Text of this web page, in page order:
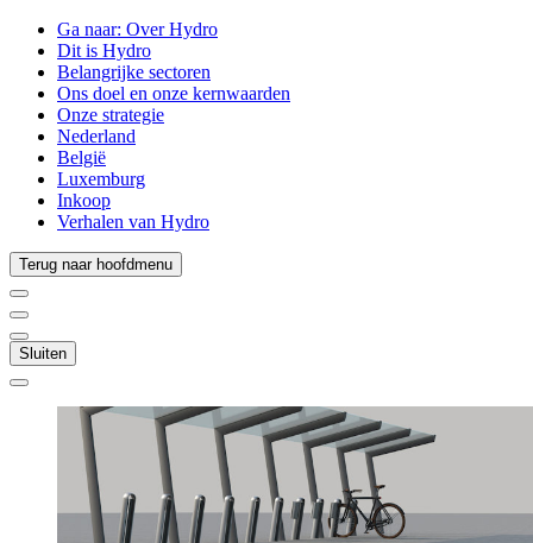
Ga naar: Over Hydro
Dit is Hydro
Belangrijke sectoren
Ons doel en onze kernwaarden
Onze strategie
Nederland
België
Luxemburg
Inkoop
Verhalen van Hydro
Terug naar hoofdmenu
Sluiten